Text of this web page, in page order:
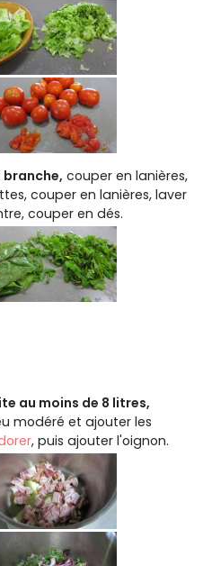
branche, couper en lanières,
couper en lanières, laver
couper en dés.
au moins de 8 litres,
modéré et ajouter les
, puis ajouter l'oignon.